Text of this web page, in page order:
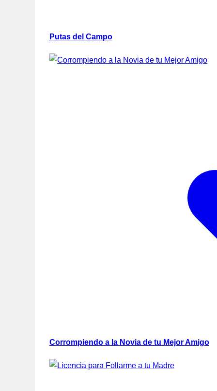
Putas del Campo
Corrompiendo a la Novia de tu Mejor Amigo